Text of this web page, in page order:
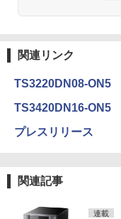
関連リンク
TS3220DN08-ON5
TS3420DN16-ON5
プレスリリース
関連記事
連載